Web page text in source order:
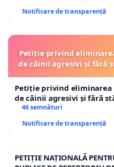
Notificare de transparență
Petiție privind
de câinii agresivi și fără
Petiție privind
de câinii agresivi și fără
46 semnături
Notificare de transparență
PETIȚIE NAȚIONALĂ